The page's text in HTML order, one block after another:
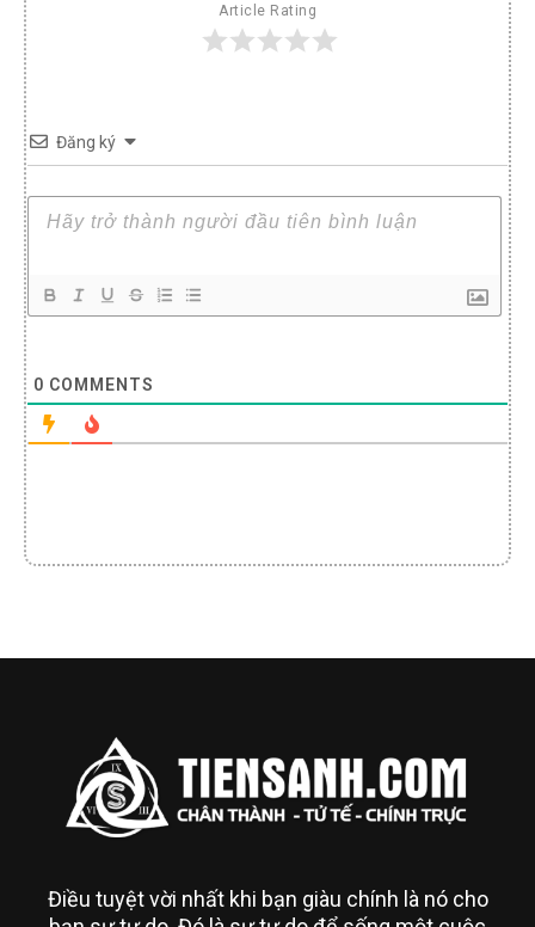
Article Rating
Đăng ký
0 COMMENTS
Điều tuyệt vời nhất khi bạn giàu chính là nó cho